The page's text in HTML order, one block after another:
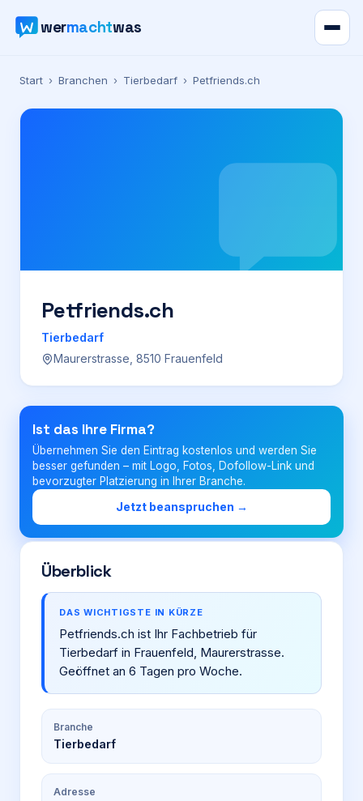
wermachtwas
Verzeichnis
Karte
Preise
Für Firmen
Login
Firma eintragen
Start › Branchen › Tierbedarf › Petfriends.ch
Petfriends.ch
Tierbedarf
Maurerstrasse, 8510 Frauenfeld
Ist das Ihre Firma?
Übernehmen Sie den Eintrag kostenlos und werden Sie
besser gefunden – mit Logo, Fotos, Dofollow-Link und
bevorzugter Platzierung in Ihrer Branche.
Jetzt beanspruchen →
Überblick
DAS WICHTIGSTE IN KÜRZE
Petfriends.ch ist Ihr Fachbetrieb für
Tierbedarf in Frauenfeld, Maurerstrasse.
Geöffnet an 6 Tagen pro Woche.
Branche
Tierbedarf
Adresse